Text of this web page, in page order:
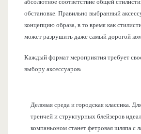
абсолютное соответствие общей
обстановке. Правильно выбранный
концепцию образа, в то время как
может разрушить даже самый дорогой
Каждый формат мероприятия требует
выбору аксессуаров:
Деловая среда и городская классика.
тренчей и структурных блейзеров
компаньоном станет фетровая шляпа с